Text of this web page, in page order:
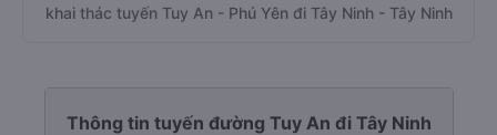
khai thác tuyến Tuy An - Phú Yên đi Tây Ninh - Tây Ninh
Thông tin tuyến đường Tuy An đi Tây Ninh